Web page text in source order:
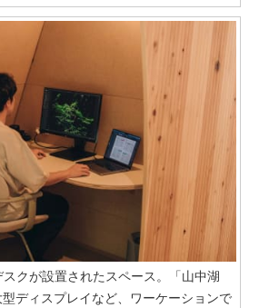
クが設置されたスペース。「山中湖
ディスプレイなど、ワーケーションで